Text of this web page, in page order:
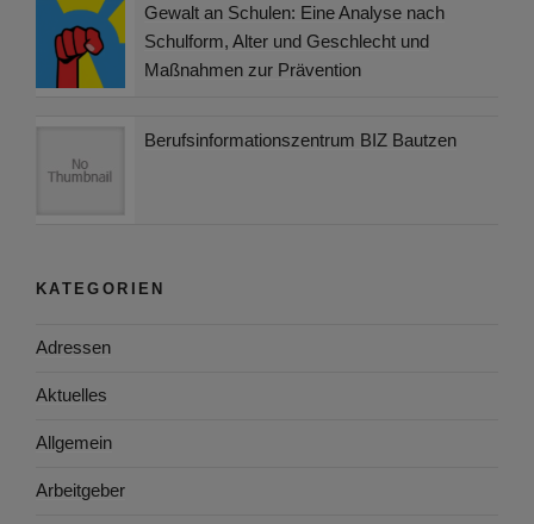
Gewalt an Schulen: Eine Analyse nach
Schulform, Alter und Geschlecht und
Maßnahmen zur Prävention
Berufsinformationszentrum BIZ Bautzen
KATEGORIEN
Adressen
Aktuelles
Allgemein
Arbeitgeber